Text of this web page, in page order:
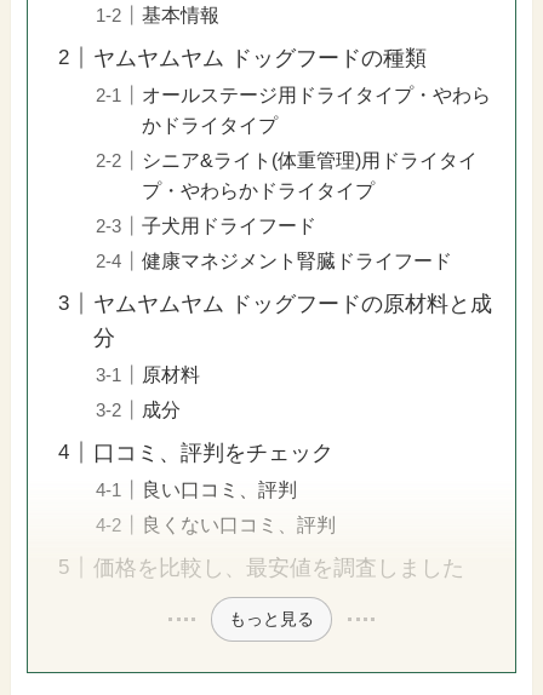
基本情報
ヤムヤムヤム ドッグフードの種類
オールステージ用ドライタイプ・やわら
かドライタイプ
シニア&ライト(体重管理)用ドライタイ
プ・やわらかドライタイプ
子犬用ドライフード
健康マネジメント腎臓ドライフード
ヤムヤムヤム ドッグフードの原材料と成
分
原材料
成分
口コミ、評判をチェック
良い口コミ、評判
良くない口コミ、評判
価格を比較し、最安値を調査しました
もっと見る